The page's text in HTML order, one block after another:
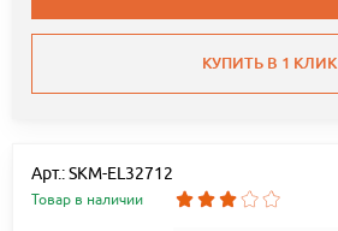
КУПИТЬ В 1 КЛИК
Арт.: SKM-EL32712
Товар в наличии